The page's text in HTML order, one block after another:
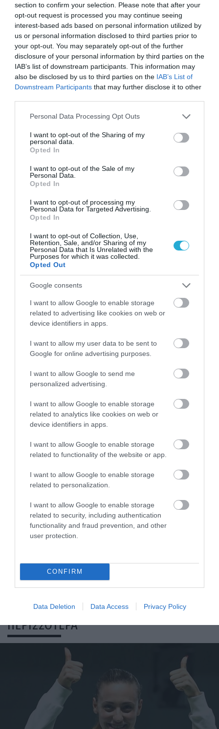
section to confirm your selection. Please note that after your
opt-out request is processed you may continue seeing
interest-based ads based on personal information utilized by
us or personal information disclosed to third parties prior to
your opt-out. You may separately opt-out of the further
disclosure of your personal information by third parties on the
IAB’s list of downstream participants. This information may
also be disclosed by us to third parties on the IAB’s List of
Downstream Participants that may further disclose it to other
Please note that this website/app uses one or more Google
not limited to your visit or usage behaviour. You may click to
grant or deny consent to Google and its third-party tags to
use your data for below specified purposes in below Google
consent section.
Personal Data Processing Opt Outs
I want to opt-out of the Sharing of my
personal data.
Opted In
I want to opt-out of the Sale of my
Personal Data.
Opted In
I want to opt-out of processing my
Personal Data for Targeted Advertising.
Opted In
I want to opt-out of Collection, Use,
Retention, Sale, and/or Sharing of my
Personal Data that Is Unrelated with the
Purposes for which it was collected.
Opted Out
Google consents
I want to allow Google to enable storage
related to advertising like cookies on web or
device identifiers in apps.
I want to allow my user data to be sent to
Google for online advertising purposes.
I want to allow Google to send me
personalized advertising.
I want to allow Google to enable storage
related to analytics like cookies on web or
device identifiers in apps.
I want to allow Google to enable storage
related to functionality of the website or app.
I want to allow Google to enable storage
related to personalization.
I want to allow Google to enable storage
related to security, including authentication
functionality and fraud prevention, and other
user protection.
CONFIRM
Data Deletion Data Access Privacy Policy
ΔΗΜΟΦΙΛΗ
Αυτό είναι το θαυματουργό έλαιο που
Το τρόφιμο που θωρακίζει «αθόρυβα»
γάλα!
ΦΑΡΜΑΚΑ
Ανατροπή δεδομένων στα εμβόλια
πλέον στις ΗΠΑ από COVID-19
Ποιοι είναι οι φυσιολογικοί καρδιακοί
παλμοί και ποια τα επικίνδυνα όρια –
Πότε πρέπει να ανησυχήσετε
ΠΕΡΙΣΣΟΤΕΡΑ